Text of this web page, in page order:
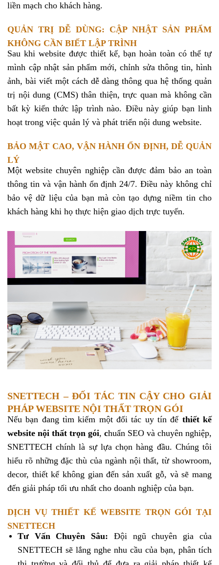
liền mạch cho khách hàng.
QUẢN TRỊ DỄ DÙNG: CẬP NHẬT SẢN PHẨM
KHÔNG CẦN BIẾT LẬP TRÌNH
Sau khi website được thiết kế, bạn hoàn toàn có thể tự
mình cập nhật sản phẩm mới, chỉnh sửa thông tin, hình
ảnh, bài viết một cách dễ dàng thông qua hệ thống quản
trị nội dung (CMS) thân thiện, trực quan mà không cần
bất kỳ kiến thức lập trình nào. Điều này giúp bạn linh
hoạt trong việc quản lý và phát triển nội dung website.
BẢO MẬT CAO, VẬN HÀNH ỔN ĐỊNH, DỄ QUẢN
LÝ
Một website chuyên nghiệp cần được đảm bảo an toàn
thông tin và vận hành ổn định 24/7. Điều này không chỉ
bảo vệ dữ liệu của bạn mà còn tạo dựng niềm tin cho
khách hàng khi họ thực hiện giao dịch trực tuyến.
SNETTECH – ĐỐI TÁC TIN CẬY CHO GIẢI
PHÁP WEBSITE NỘI THẤT TRỌN GÓI
Nếu bạn đang tìm kiếm một đối tác uy tín để thiết kế
website nội thất trọn gói, chuẩn SEO và chuyên nghiệp,
SNETTECH chính là sự lựa chọn hàng đầu. Chúng tôi
hiểu rõ những đặc thù của ngành nội thất, từ showroom,
decor, thiết kế không gian đến sản xuất gỗ, và sẽ mang
đến giải pháp tối ưu nhất cho doanh nghiệp của bạn.
DỊCH VỤ THIẾT KẾ WEBSITE TRỌN GÓI TẠI
SNETTECH
Tư Vấn Chuyên Sâu: Đội ngũ chuyên gia của
SNETTECH sẽ lắng nghe nhu cầu của bạn, phân tích